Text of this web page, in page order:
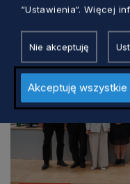
“Ustawienia“. Więcej
Nie akceptuję
Akceptuję wszystkie